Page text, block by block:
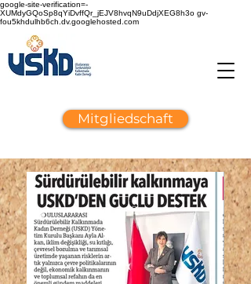
google-site-verification=-
XUMdyGQoSp8qYiDvffQr_jEJV8hvqN9uDdjXEG8h3o gv-
fou5khdulhb6ch.dv.googlehosted.com
Mitgliedschaft